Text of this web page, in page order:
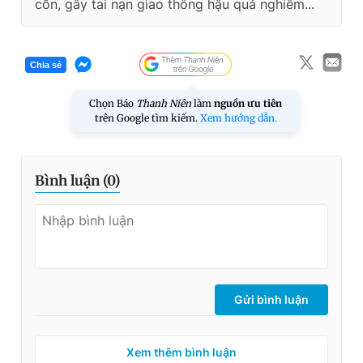
cồn, gây tai nạn giao thông hậu quả nghiêm...
Chia sẻ
Chọn Báo Thanh Niên làm nguồn ưu tiên
trên Google tìm kiếm. Xem hướng dẫn.
Bình luận (0)
Gửi bình luận
Xem thêm bình luận